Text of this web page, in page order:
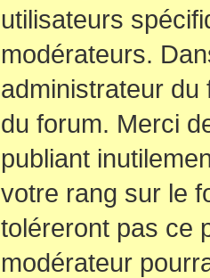
utilisateurs
modérateurs.
administrateur du
du forum. Merci
publiant
votre rang sur le
toléreront pas ce
modérateur